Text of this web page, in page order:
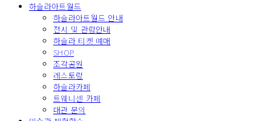
하슬라아트월드
하슬라아트월드 안내
전시 및 관람안내
하슬라 티켓 예매
SHOP
조각공원
레스토랑
하슬라카페
트웨니센 카페
대관 문의